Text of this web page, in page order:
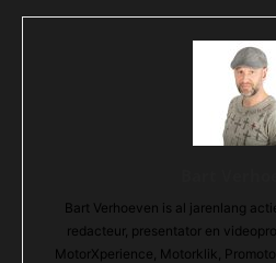
Bart Verhoeven is al jarenlang
redacteur, presentator en
MotorXperience, Motorklik,